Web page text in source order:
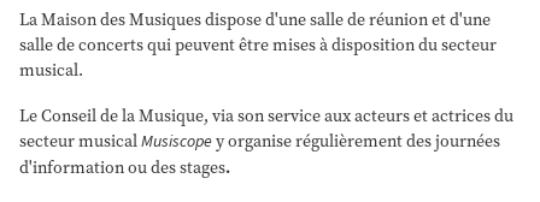
La Maison des Musiques dispose d'une salle de réunion et d'une
salle de concerts qui peuvent être mises à disposition du secteur
musical.
Le Conseil de la Musique, via son service aux acteurs et actrices du
secteur musicalMusiscopey organise régulièrement des journées
d'information ou des stages.